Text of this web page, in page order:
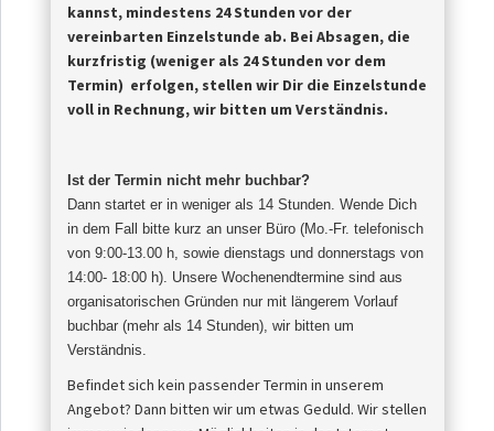
kannst, mindestens 24 Stunden vor der
vereinbarten Einzelstunde ab. Bei Absagen, die
kurzfristig (weniger als 24 Stunden vor dem
Termin) erfolgen, stellen wir Dir die Einzelstunde
voll in Rechnung, wir bitten um Verständnis.
Ist der Termin nicht mehr buchbar?
Dann startet er in weniger als 14 Stunden. Wende Dich
in dem Fall bitte kurz an unser Büro (Mo.-Fr. telefonisch
von 9:00-13.00 h, sowie dienstags und donnerstags von
14:00- 18:00 h). Unsere Wochenendtermine sind aus
organisatorischen Gründen nur mit längerem Vorlauf
buchbar (mehr als 14 Stunden), wir bitten um
Verständnis.
Befindet sich kein passender Termin in unserem
Angebot? Dann bitten wir um etwas Geduld. Wir stellen